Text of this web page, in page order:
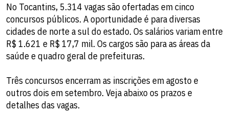
No Tocantins, 5.314 vagas são ofertadas em cinco
concursos públicos. A oportunidade é para diversas
cidades de norte a sul do estado. Os salários variam entre
R$ 1.621 e R$ 17,7 mil. Os cargos são para as áreas da
saúde e quadro geral de prefeituras.
Três concursos encerram as inscrições em agosto e
outros dois em setembro. Veja abaixo os prazos e
detalhes das vagas.